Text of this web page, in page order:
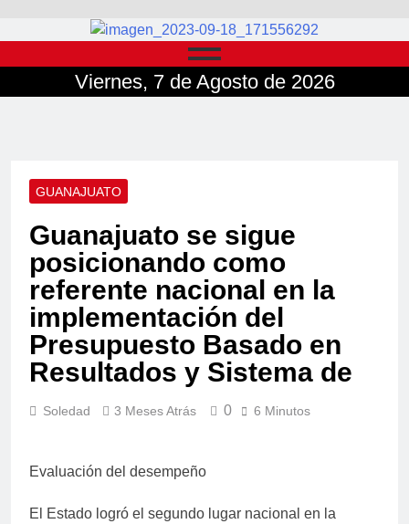
Viernes, 7 de Agosto de 2026
GUANAJUATO
Guanajuato se sigue
posicionando como
referente nacional en la
implementación del
Presupuesto Basado en
Resultados y Sistema de
Soledad 3 Meses Atrás 0 6 Minutos
Evaluación del desempeño
El Estado logró el segundo lugar nacional en la